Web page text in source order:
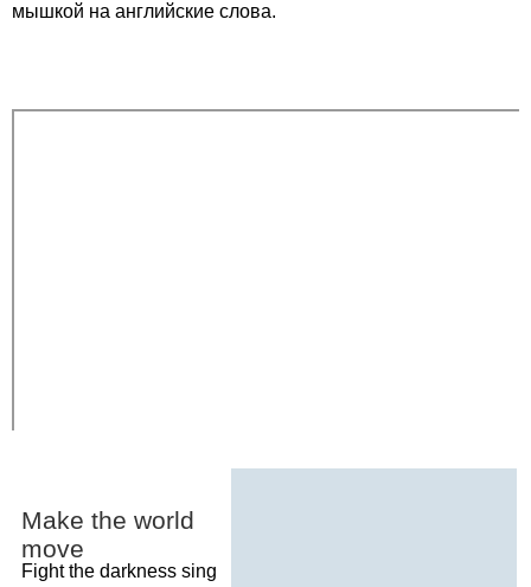
мышкой на английские слова.
Make the world
move
Fight the darkness sing